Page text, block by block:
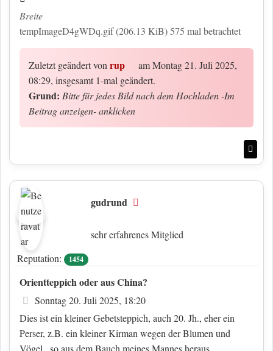
Breite
tempImageD4gWDq.gif (206.13 KiB) 575 mal betrachtet
Zuletzt geändert vonrup
am Montag 21. Juli 2025,
08:29, insgesamt 1-mal geändert.
Grund: Bitte für jedes Bild nach dem Hochladen -Im
Beitrag anzeigen- anklicken
gudrund
sehr erfahrenes Mitglied
Reputation:
1454
Orientteppich oder aus China?
Beitrag
Sonntag 20. Juli 2025, 18:20
Dies ist ein kleiner Gebetsteppich, auch 20. Jh., eher ein
Perser, z.B. ein kleiner Kirman wegen der Blumen und